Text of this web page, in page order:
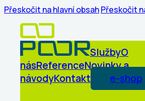
Přeskočit na hlavní obsahPřeskočit
SlužbyO
násReferenceNovinky a
návodyKontakt e-shop